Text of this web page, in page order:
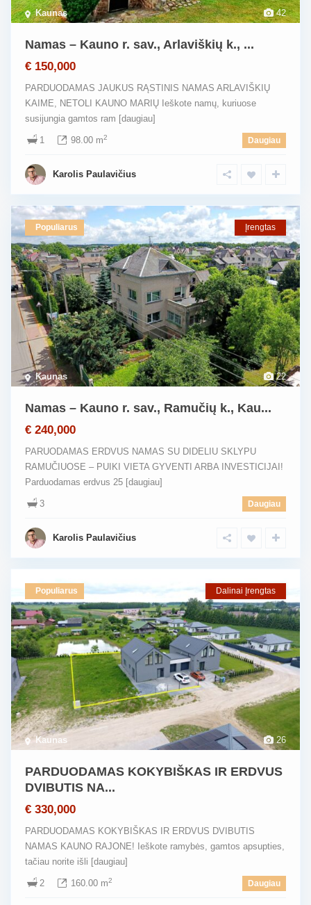
42
Kaunas
Namas – Kauno r. sav., Arlaviškių k., ...
€ 150,000
PARDUODAMAS JAUKUS RĄSTINIS NAMAS ARLAVIŠKIŲ
KAIME, NETOLI KAUNO MARIŲ Ieškote namų, kuriuose
susijungia gamtos ram [daugiau]
1 98.00 m2 Daugiau
Karolis Paulavičius
22
Kaunas
Populiarus Įrengtas
Namas – Kauno r. sav., Ramučių k., Kau...
€ 240,000
PARUODAMAS ERDVUS NAMAS SU DIDELIU SKLYPU
RAMUČIUOSE – PUIKI VIETA GYVENTI ARBA INVESTICIJAI!
Parduodamas erdvus 25 [daugiau]
3 Daugiau
Karolis Paulavičius
26
Kaunas
Populiarus Dalinai Įrengtas
PARDUODAMAS KOKYBIŠKAS IR ERDVUS
DVIBUTIS NA...
€ 330,000
PARDUODAMAS KOKYBIŠKAS IR ERDVUS DVIBUTIS
NAMAS KAUNO RAJONE! Ieškote ramybės, gamtos apsupties,
tačiau norite išli [daugiau]
2 160.00 m2 Daugiau